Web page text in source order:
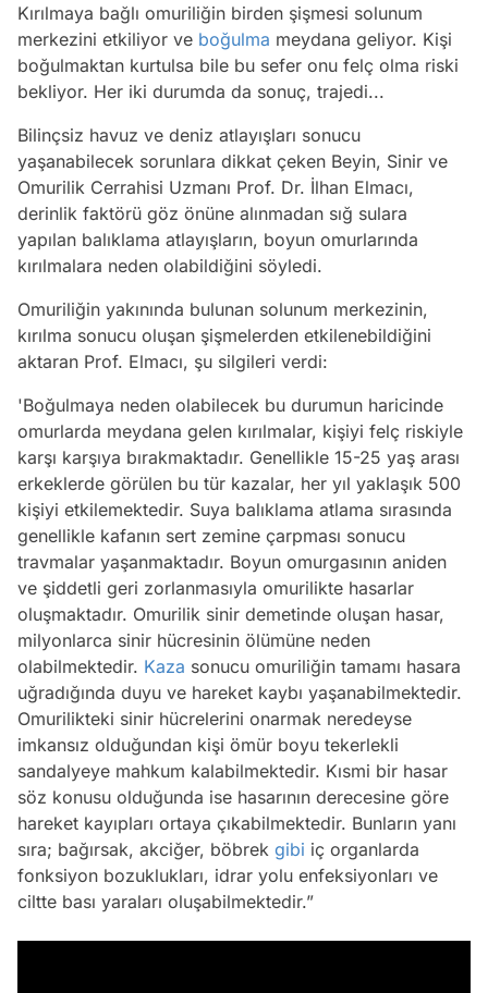
Kırılmaya bağlı omuriliğin birden şişmesi solunum
merkezini etkiliyor ve boğulma meydana geliyor. Kişi
boğulmaktan kurtulsa bile bu sefer onu felç olma riski
bekliyor. Her iki durumda da sonuç, trajedi...
Bilinçsiz havuz ve deniz atlayışları sonucu
yaşanabilecek sorunlara dikkat çeken Beyin, Sinir ve
Omurilik Cerrahisi Uzmanı Prof. Dr. İlhan Elmacı,
derinlik faktörü göz önüne alınmadan sığ sulara
yapılan balıklama atlayışların, boyun omurlarında
kırılmalara neden olabildiğini söyledi.
Omuriliğin yakınında bulunan solunum merkezinin,
kırılma sonucu oluşan şişmelerden etkilenebildiğini
aktaran Prof. Elmacı, şu silgileri verdi:
'Boğulmaya neden olabilecek bu durumun haricinde
omurlarda meydana gelen kırılmalar, kişiyi felç riskiyle
karşı karşıya bırakmaktadır. Genellikle 15-25 yaş arası
erkeklerde görülen bu tür kazalar, her yıl yaklaşık 500
kişiyi etkilemektedir. Suya balıklama atlama sırasında
genellikle kafanın sert zemine çarpması sonucu
travmalar yaşanmaktadır. Boyun omurgasının aniden
ve şiddetli geri zorlanmasıyla omurilikte hasarlar
oluşmaktadır. Omurilik sinir demetinde oluşan hasar,
milyonlarca sinir hücresinin ölümüne neden
olabilmektedir. Kaza sonucu omuriliğin tamamı hasara
uğradığında duyu ve hareket kaybı yaşanabilmektedir.
Omurilikteki sinir hücrelerini onarmak neredeyse
imkansız olduğundan kişi ömür boyu tekerlekli
sandalyeye mahkum kalabilmektedir. Kısmi bir hasar
söz konusu olduğunda ise hasarının derecesine göre
hareket kayıpları ortaya çıkabilmektedir. Bunların yanı
sıra; bağırsak, akciğer, böbrek gibi iç organlarda
fonksiyon bozuklukları, idrar yolu enfeksiyonları ve
ciltte bası yaraları oluşabilmektedir.”